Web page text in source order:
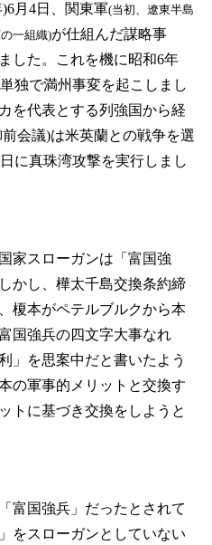
月4日、関東軍(当初、遼東半島
一組織)が仕組んだ謀略事
した。これを機に昭和6年
独で満州事変を起こしまし
を代表とする列強国から経
会議)は米英蘭との戦争を選
に真珠湾攻撃を実行しまし
家スローガンは「富国強
かし、樺太千島交換条約締
榎本がペテルブルクから本
国強兵の四文字大事なれ
」を思案中だと書いたよう
の軍事的メリットと交換す
トに基づき交換をしようと
富国強兵」だったとされて
をスローガンとしていない